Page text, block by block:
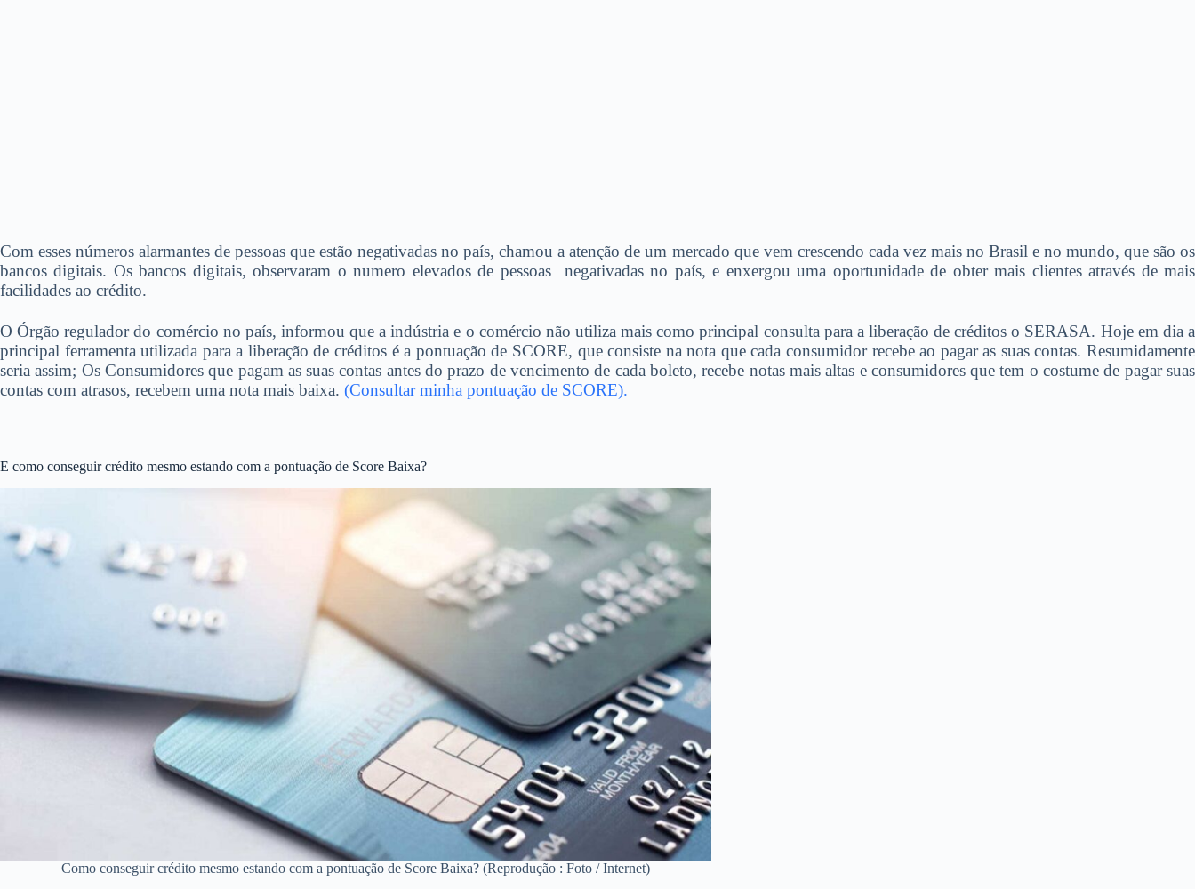
Com esses números alarmantes de pessoas que estão negativadas no país, chamou a atenção de um mercado que vem crescendo cada vez mais no Brasil e no mundo, que são os
bancos digitais. Os bancos digitais, observaram o numero elevados de pessoas negativadas no país, e enxergou uma oportunidade de obter mais clientes através de mais
facilidades ao crédito.
O Órgão regulador do comércio no país, informou que a indústria e o comércio não utiliza mais como principal consulta para a liberação de créditos o SERASA. Hoje em dia a
principal ferramenta utilizada para a liberação de créditos é a pontuação de SCORE, que consiste na nota que cada consumidor recebe ao pagar as suas contas. Resumidamente
seria assim; Os Consumidores que pagam as suas contas antes do prazo de vencimento de cada boleto, recebe notas mais altas e consumidores que tem o costume de pagar suas
contas com atrasos, recebem uma nota mais baixa. (Consultar minha pontuação de SCORE).
E como conseguir crédito mesmo estando com a pontuação de Score Baixa?
Como conseguir crédito mesmo estando com a pontuação de Score Baixa? (Reprodução : Foto / Internet)